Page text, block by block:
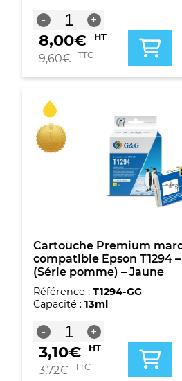
-
quantité
de
Pack
4
compatibles
T1295
-
C13T12954010
-
+
8,00€ HT
9,60€ TTC
Cartouche Premium
compatible Epson T1294 –
(Série pomme) – Jaune
Référence : T1294-GG
Capacité : 13ml
-
quantité
de
Cartouche
Premium
+
3,10€ HT
3,72€ TTC